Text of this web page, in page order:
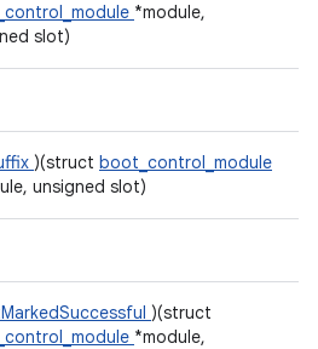
*module,
slot)
)(struct boot_control_module
unsigned slot)
)(struct
*module,